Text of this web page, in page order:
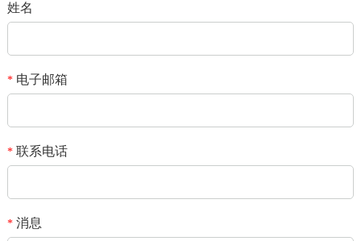
姓名
*电子邮箱
*联系电话
*消息